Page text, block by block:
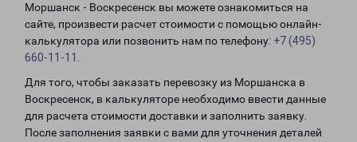
Моршанск - Воскресенск вы можете ознакомиться на
сайте, произвести расчет стоимости с помощью онлайн-
калькулятора или позвонить нам по телефону: +7 (495)
660-11-11
Для того, чтобы заказать перевозку из Моршанска в
Воскресенск, в калькуляторе необходимо ввести данные
для расчета стоимости доставки и заполнить заявку.
После заполнения заявки с вами для уточнения деталей